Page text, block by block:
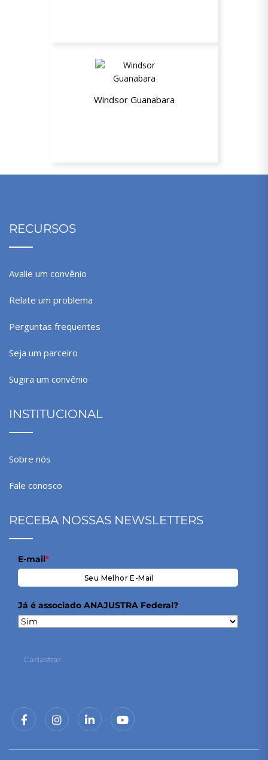
Windsor Guanabara
RECURSOS
Avalie um convênio
Relate um problema
Perguntas frequentes
Seja um parceiro
Sugira um convênio
INSTITUCIONAL
Sobre nós
Fale conosco
RECEBA NOSSAS NEWSLETTERS
E-mail*
Já é associado ANAJUSTRA Federal?
Cadastrar